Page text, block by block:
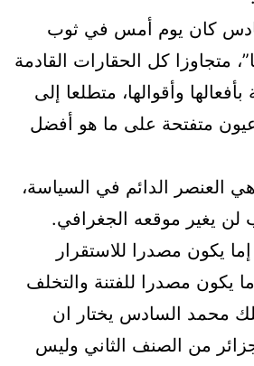
كان يوم أمس في ثوب
متجاوزا كل الحقارات القادمة
وأقوالها، متطلعا إلى
متفتحة على ما هو أفضل
هي العنصر الدائم في السياسة،
لن يغير موقعه الجغرافي.
يكون مصدرا للاستقرار
يكون مصدرا للفتنة والتخلف
محمد السادس يختار ان
من الصنف الثاني وليس